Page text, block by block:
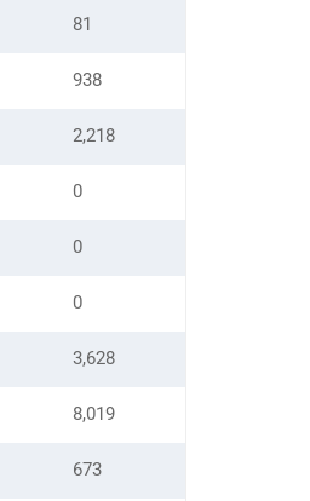
81
938
2,218
0
0
0
3,628
8,019
673